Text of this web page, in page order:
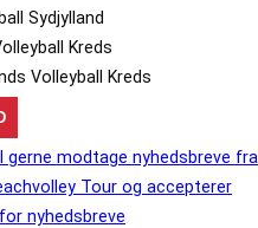
Sydjylland
Kreds
Volleyball Kreds
gerne modtage nyhedsbreve fra
Tour og accepterer
nyhedsbreve